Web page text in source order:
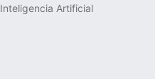
Inteligencia Artificial